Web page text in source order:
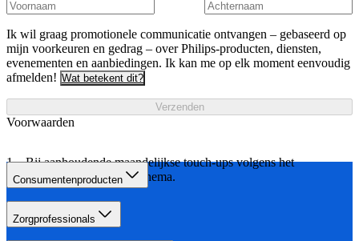
Ik wil graag promotionele communicatie ontvangen – gebaseerd op
mijn voorkeuren en gedrag – over Philips-producten, diensten,
evenementen en aanbiedingen. Ik kan me op elk moment eenvoudig
afmelden! Wat betekent dit?
Verzenden
Voorwaarden
Bij aanhoudende maandelijkse touch-ups volgens het
aangegeven behandelschema.
Consumentenproducten
Zorgprofessionals